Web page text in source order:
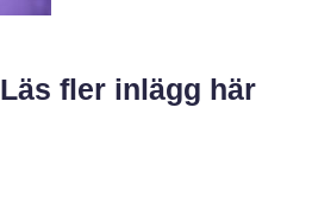
Läs fler inlägg här